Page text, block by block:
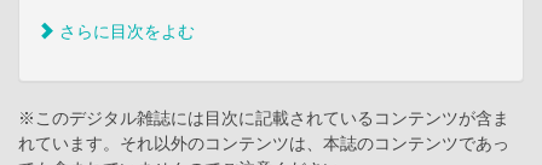
さらに目次をよむ
※このデジタル雑誌には目次に記載されているコンテンツが含ま
れています。それ以外のコンテンツは、本誌のコンテンツであっ